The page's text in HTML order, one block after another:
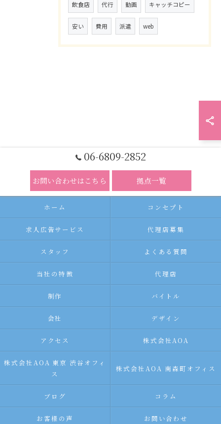
飲食店 代行 動画 キャッチコピー
安い 費用 派遣 web
06-6809-2852
お問い合わせはこちら 拠点一覧
ホーム コンセプト
求人広告サービス 代理店募集
スタッフ よくある質問
当社の特徴 代理店
制作 バイトル
会社 デザイン
アクセス 株式会社AOA
株式会社AOA 東京 渋谷オフィ
ス
株式会社AOA 南森町オフィス
ブログ コラム
お客様の声 お問い合わせ